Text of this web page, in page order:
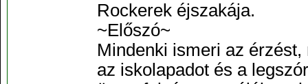
Rockerek éjszakája.
~Előszó~
Mindenki ismeri az
az iskolapadot és a